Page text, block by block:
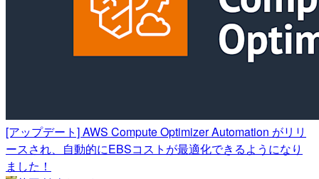
[アップデート] AWS Compute Optimizer Automation がリリ
ースされ、自動的にEBSコストが最適化できるようになり
ました！